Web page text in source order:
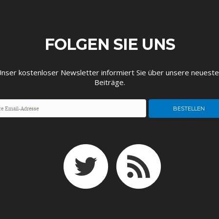
FOLGEN SIE UNS
kostenloser Newsletter informiert Sie über unsere
Beiträge.